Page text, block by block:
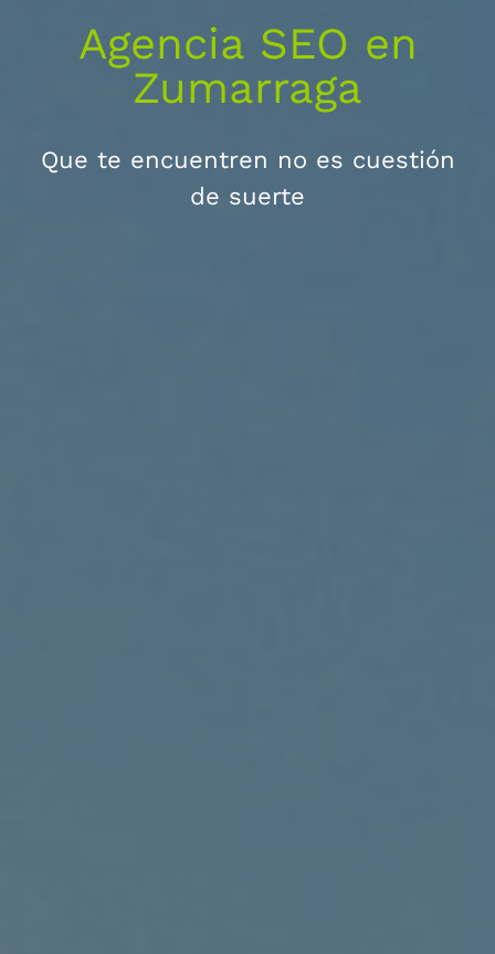
Agencia SEO en
Zumarraga
Que te encuentren no es cuestión
de suerte